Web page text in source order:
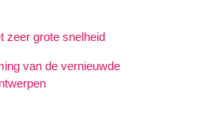
zeer grote snelheid
van de vernieuwde